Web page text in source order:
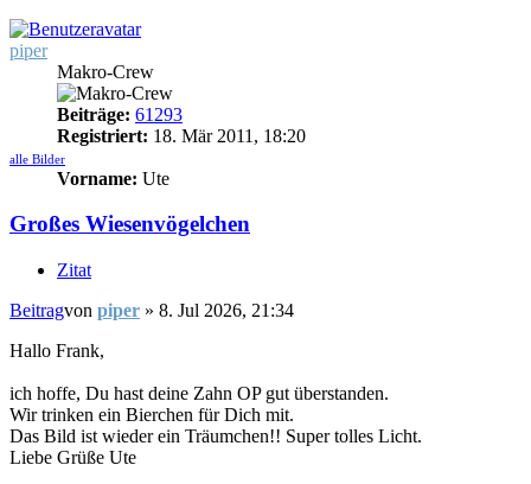
piper
Makro-Crew
Beiträge: 61293
Registriert: 18. Mär 2011, 18:20
alle Bilder
Vorname: Ute
Großes Wiesenvögelchen
Zitat
Beitragvon piper » 8. Jul 2026, 21:34
Hallo Frank,
ich hoffe, Du hast deine Zahn OP gut überstanden.
Wir trinken ein Bierchen für Dich mit.
Das Bild ist wieder ein Träumchen!! Super tolles Licht.
Liebe Grüße Ute